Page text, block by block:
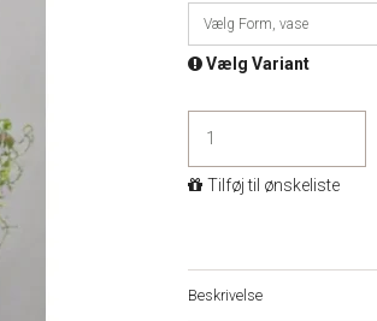
Vælg Form, vase
Vælg Variant
Tilføj til ønskeliste
Beskrivelse